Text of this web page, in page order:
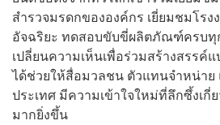
สำรวจมรดกขององค์กร เยี่ยมชมโรง
อัจฉริยะ ทดสอบขับขี่ผลิตภัณฑ์ครบ
เปลี่ยนความเห็นเพื่อร่วมสร้างสรรค์
ได้ช่วยให้สื่อมวลชน ตัวแทนจำหน่าย
ประเทศ มีความเข้าใจใหม่ที่ลึกซึ้งเกี่
มากยิ่งขึ้น